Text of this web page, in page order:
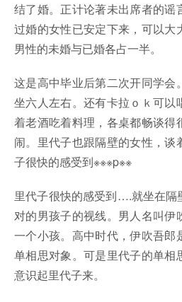
结了婚。正计论著未出席者的谣
过婚的女性已安定下来，可以大
男性的未婚与已婚各占一半。
这是高中毕业后第二次开同学会
坐六人左右。还有卡拉ｏｋ可以
着老酒吃着料理，各桌都畅谈得
闹。里代子也跟隔壁的女性，谈
子很快的感受到※※※p※※
里代子很快的感受到….就坐在隔
对的男孩子的视线。男人名叫伊
一个小孩。高中时代，伊吹吾郎
单相思对象。可是里代子的单相
意识起里代子来。